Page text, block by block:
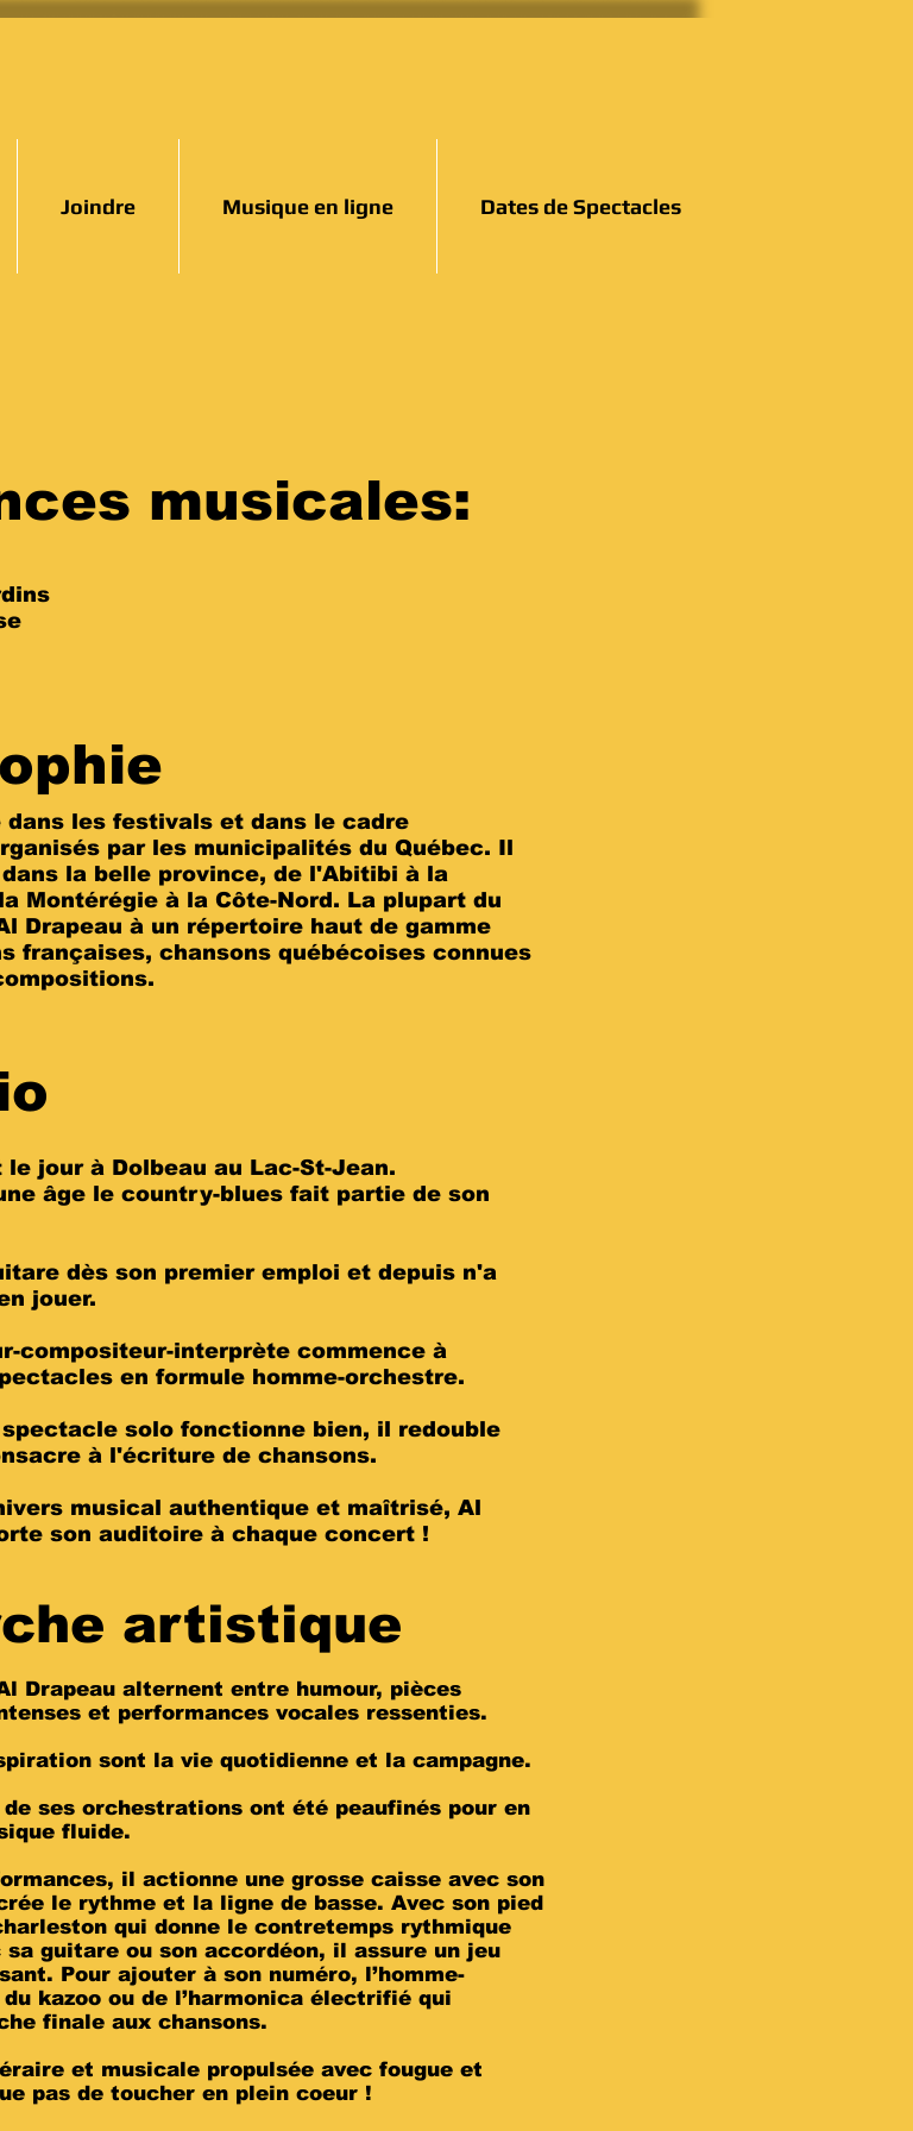
Joindre Musique en ligne Dates de Spectacles
musicales:
dans les festivals et dans le cadre
par les municipalités du Québec. Il
la belle province, de l'Abitibi à la
Montérégie à la Côte-Nord. La plupart du
Drapeau à un répertoire haut de gamme
françaises, chansons québécoises connues
ns.
jour à Dolbeau au Lac-St-Jean.
âge le country-blues fait partie de son
dès son premier emploi et depuis n'a
jouer.
compositeur-interprète commence à
en formule homme-orchestre.
solo fonctionne bien, il redouble
à l'écriture de chansons.
musical authentique et maîtrisé, Al
son auditoire à chaque concert !
artistique
Drapeau alternent entre humour, pièces
et performances vocales ressenties.
sont la vie quotidienne et la campagne.
ses orchestrations ont été peaufinés pour en
fluide.
il actionne une grosse caisse avec son
le rythme et la ligne de basse. Avec son pied
qui donne le contretemps rythmique
sa guitare ou son accordéon, il assure un jeu
Pour ajouter à son numéro, l’homme-
kazoo ou de l’harmonica électrifié qui
finale aux chansons.
et musicale propulsée avec fougue et
pas de toucher en plein coeur !